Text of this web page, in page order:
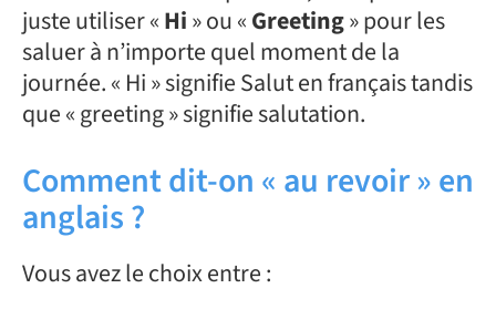
juste utiliser «Hi» ou «Greeting» pour les
saluer à n’importe quel moment de la
journée. « Hi » signifie Salut en français tandis
que « greeting » signifie salutation.
Comment dit-on « au revoir » en
anglais ?
Vous avez le choix entre :